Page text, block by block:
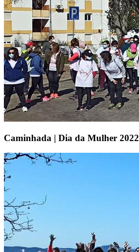
Caminhada | Dia da Mulher 2022